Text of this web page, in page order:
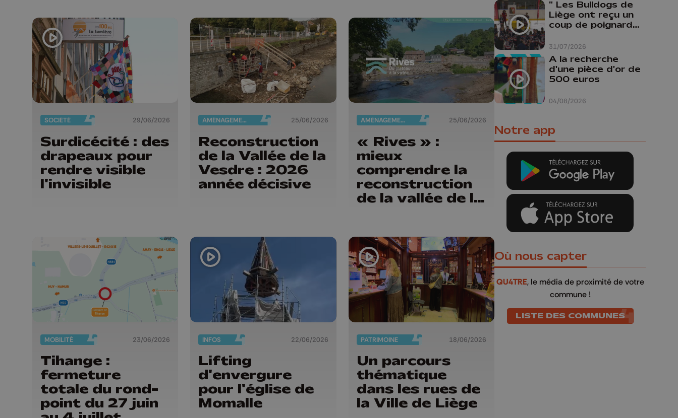
SOCIÉTÉ 29/06/2026
Surdicécité : des
drapeaux pour
rendre visible
l'invisible
AMÉNAGEMENT DU TERRITOIRE 25/06/2026
Reconstruction
de la Vallée de la
Vesdre : 2026
année décisive
AMÉNAGEMENT DU TERRITOIRE 25/06/2026
« Rives » :
mieux
comprendre la
reconstruction
de la vallée de la
MOBILITÉ 23/06/2026
Tihange :
fermeture
totale du rond-
point du 27 juin
INFOS 22/06/2026
Lifting
d'envergure
pour l'église de
Momalle
PATRIMOINE 18/06/2026
Un parcours
thématique
dans les rues de
la Ville de Liège
31/07/2026
" Les Bulldogs de
Liège ont reçu un
coup de poignard
04/08/2026
A la recherche
d'une pièce d'or de
500 euros
Notre app
Où nous capter
QU4TRE, le média de proximité de votre
commune !
LISTE DES COMMUNES